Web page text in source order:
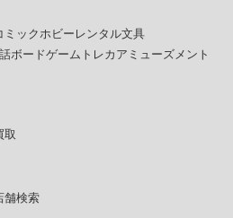
ミックホビー レンタル文具
ボードゲーム トレカ アミューズメント
取
舗検索